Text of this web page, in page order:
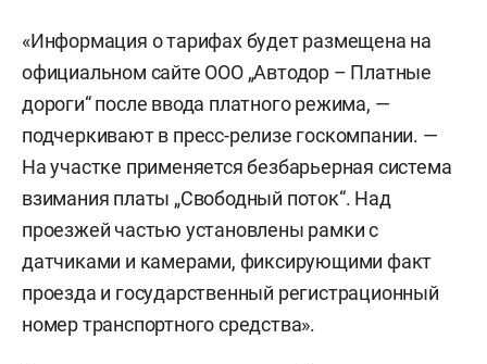
«Информация о тарифах будет размещена на
официальном сайте ООО „Автодор – Платные
дороги“ после ввода платного режима, —
подчеркивают в пресс-релизе госкомпании. —
На участке применяется безбарьерная система
взимания платы „Свободный поток“. Над
проезжей частью установлены рамки с
датчиками и камерами, фиксирующими факт
проезда и государственный регистрационный
номер транспортного средства».